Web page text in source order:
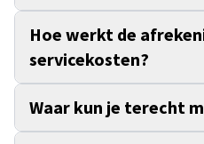
Hoe werkt de
servicekosten?
Waar kun je terecht